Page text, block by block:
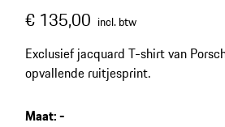
€ 135,00 incl. btw
Exclusief jacquard T-shirt van
opvallende ruitjesprint.
Maat:-